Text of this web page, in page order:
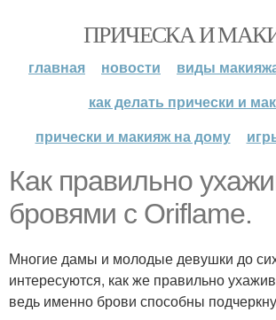
ПРИЧЕСКА И
главная новости
виды
как делать прически и
прически и макияж на дому
Как правильно
бровями с Oriflame.
Многие дамы и молодые девушки до
интересуются, как же правильно
ведь именно брови способны